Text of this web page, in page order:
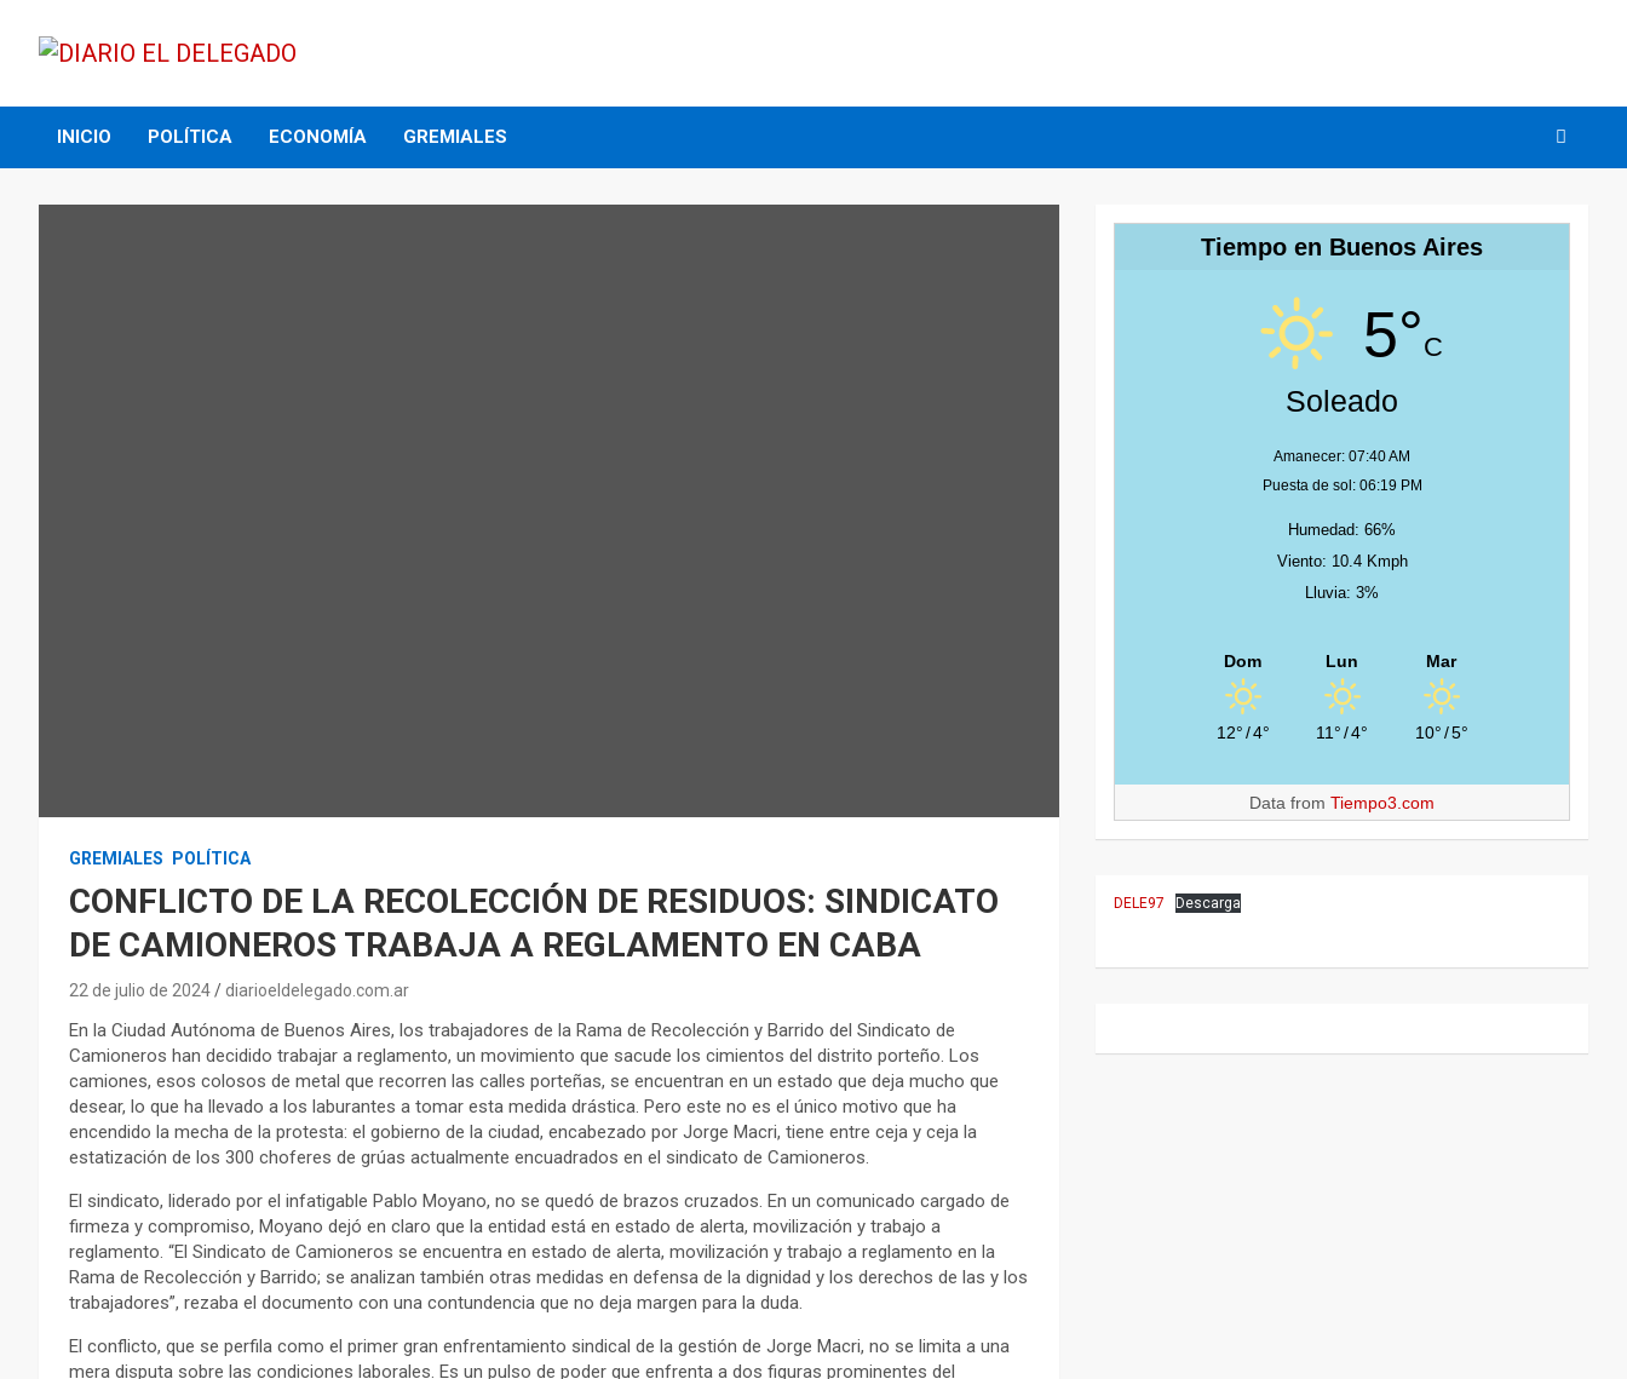
content
DIARIO EL DELEGADO
INICIO POLÍTICA ECONOMÍA GREMIALES
GREMIALES POLÍTICA
CONFLICTO DE LA RECOLECCIÓN DE RESIDUOS: SINDICATO
DE CAMIONEROS TRABAJA A REGLAMENTO EN CABA
22 de julio de 2024 diarioeldelegado.com.ar
En la Ciudad Autónoma de Buenos Aires, los trabajadores de la Rama de Recolección y Barrido del Sindicato de
Camioneros han decidido trabajar a reglamento, un movimiento que sacude los cimientos del distrito porteño. Los
camiones, esos colosos de metal que recorren las calles porteñas, se encuentran en un estado que deja mucho que
desear, lo que ha llevado a los laburantes a tomar esta medida drástica. Pero este no es el único motivo que ha
encendido la mecha de la protesta: el gobierno de la ciudad, encabezado por Jorge Macri, tiene entre ceja y ceja la
estatización de los 300 choferes de grúas actualmente encuadrados en el sindicato de Camioneros.
El sindicato, liderado por el infatigable Pablo Moyano, no se quedó de brazos cruzados. En un comunicado cargado de
firmeza y compromiso, Moyano dejó en claro que la entidad está en estado de alerta, movilización y trabajo a
reglamento. “El Sindicato de Camioneros se encuentra en estado de alerta, movilización y trabajo a reglamento en la
Rama de Recolección y Barrido; se analizan también otras medidas en defensa de la dignidad y los derechos de las y los
trabajadores”, rezaba el documento con una contundencia que no deja margen para la duda.
El conflicto, que se perfila como el primer gran enfrentamiento sindical de la gestión de Jorge Macri, no se limita a una
mera disputa sobre las condiciones laborales. Es un pulso de poder que enfrenta a dos figuras prominentes del
Tiempo en Buenos Aires
5°C
Soleado
Amanecer: 07:40 AM
Puesta de sol: 06:19 PM
Humedad: 66%
Viento: 10.4 Kmph
Lluvia: 3%
Dom
12°/4°
Lun
11°/4°
Mar
10°/5°
Data fromTiempo3.com
DELE97 Descarga